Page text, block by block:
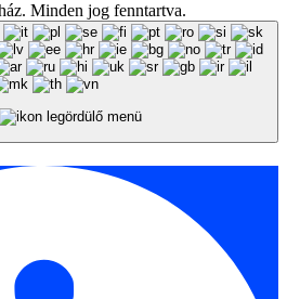
Minden jog fenntartva.